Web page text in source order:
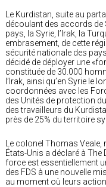
Le Kurdistan, suite au
découlant des accords de
pays, la Syrie, l’Irak, la
embrasement, de cette
sécurité nationale des
décidé de déployer une
constituée de 30.000
l’Irak, ainsi qu’en Syrie le
coordonnées avec les
des Unités de protection
des travailleurs du
près de 25% du territoire
Le colonel Thomas
États-Unis a déclaré à The
force est essentiellement
des FDS à une nouvelle
au moment où leurs